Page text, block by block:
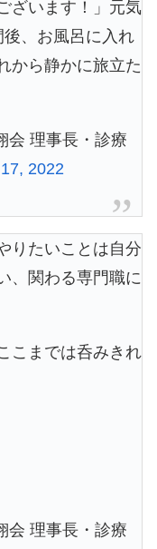
ざいます！」元気
、お風呂に入れ
から静かに旅立た
会 理事長・診療
2022
りたいことは自分
、関わる専門職に
こまでは呑みきれ
会 理事長・診療